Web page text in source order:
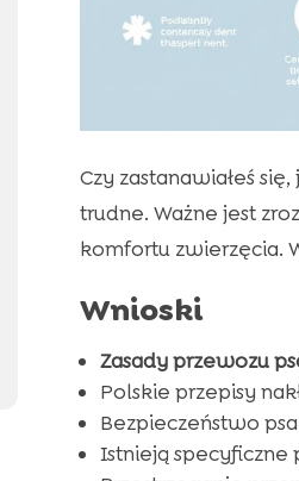
Czy zastanawiałeś
trudne. Ważne jest
komfortu zwierzęcia.
Wnioski
Zasady przewozu
Polskie przepisy
Bezpieczeństwo
Istnieją specyficzne